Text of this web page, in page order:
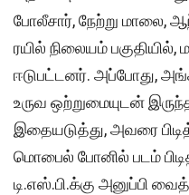
போலீசார், நேற்று மாலை,
ரயில் நிலையம் பகுதியில்,
ஈடுபட்டனர். அப்போது,
உருவ ஒற்றுமையுடன்
இதையடுத்து, அவரை
மொபைல் போனில் படம்
டி.எஸ்.பி.க்கு அனுப்பி